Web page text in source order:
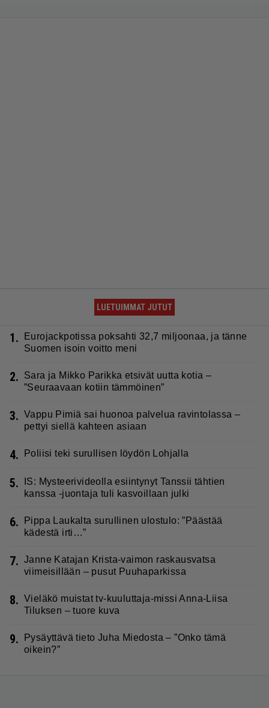
LUETUIMMAT JUTUT
1.
Eurojackpotissa poksahti 32,7 miljoonaa, ja tänne
Suomen isoin voitto meni
2.
Sara ja Mikko Parikka etsivät uutta kotia –
”Seuraavaan kotiin tämmöinen”
3. Vappu Pimiä sai huonoa palvelua ravintolassa –
pettyi siellä kahteen asiaan
4. Poliisi teki surullisen löydön Lohjalla
5.
IS: Mysteerivideolla esiintynyt Tanssii tähtien
kanssa -juontaja tuli kasvoillaan julki
6.
Pippa Laukalta surullinen ulostulo: ”Päästää
kädestä irti…”
7. Janne Katajan Krista-vaimon raskausvatsa
viimeisillään – pusut Puuhaparkissa
8. Vieläkö muistat tv-kuuluttaja-missi Anna-Liisa
Tiluksen – tuore kuva
9.
Pysäyttävä tieto Juha Miedosta – ”Onko tämä
oikein?”